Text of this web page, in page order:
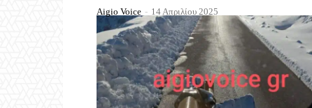
Aigio Voice - 14 Απριλίου 2025